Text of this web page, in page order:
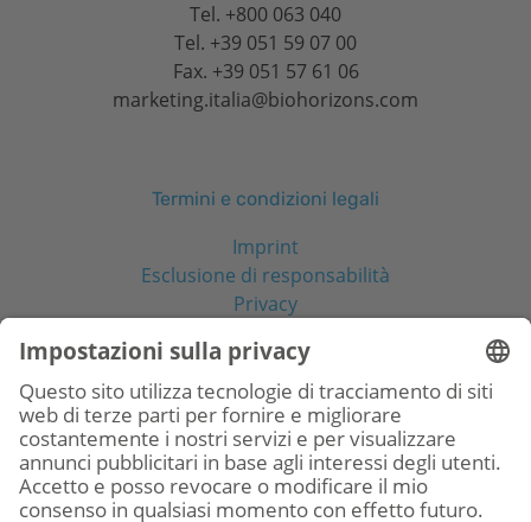
Tel. +800 063 040
Tel. +39 051 59 07 00
Fax. +39 051 57 61 06
marketing.italia@biohorizons.com
Termini e condizioni legali
Imprint
Esclusione di responsabilità
Privacy
Social Media